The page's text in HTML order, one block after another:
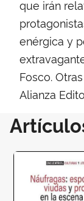
que irán
enérgica y
Fosco.
Alianza